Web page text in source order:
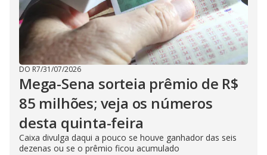
DO R7/31/07/2026
Mega-Sena sorteia prêmio de R$
85 milhões; veja os números
desta quinta-feira
Caixa divulga daqui a pouco se houve ganhador das seis
dezenas ou se o prêmio ficou acumulado